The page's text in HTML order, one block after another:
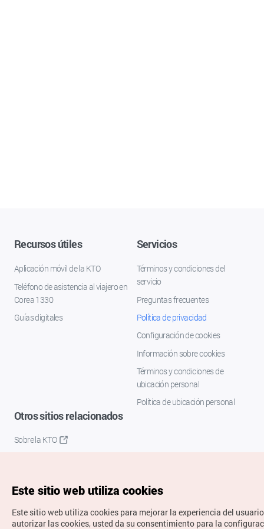
Recursos útiles
Aplicación móvil de la KTO
Teléfono de asistencia al viajero en
Corea 1330
Guías digitales
Servicios
Términos y condiciones del
servicio
Preguntas frecuentes
Política de privacidad
Configuración de cookies
Información sobre cookies
Términos y condiciones de
ubicación personal
Política de ubicación personal
Otros sitios relacionados
Sobre la KTO
Este sitio web utiliza cookies
Este sitio web utiliza cookies para mejorar la experiencia del
autorizar las cookies, usted da su consentimiento para la